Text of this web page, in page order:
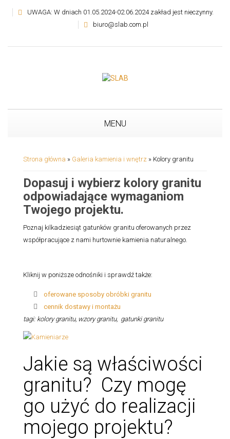
UWAGA: W dniach 01.05.2024-02.06.2024 zakład jest nieczynny.
biuro@slab.com.pl
MENU
Strona główna » Galeria kamienia i wnętrz » Kolory granitu
Dopasuj i wybierz kolory granitu
odpowiadające wymaganiom
Twojego projektu.
Poznaj kilkadziesiąt gatunków granitu oferowanych przez
współpracujące z nami hurtownie kamienia naturalnego.
Kliknij w poniższe odnośniki i sprawdź także:
oferowane sposoby obróbki granitu
cennik dostawy i montażu
tagi: kolory granitu, wzory granitu, gatunki granitu
Jakie są właściwości
granitu? Czy mogę
go użyć do realizacji
mojego projektu?